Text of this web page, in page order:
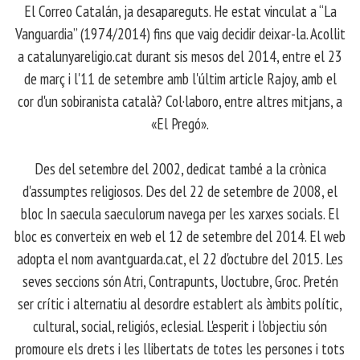
El Correo Catalán, ja desapareguts. He estat vinculat a “La
Vanguardia” (1974/2014) fins que vaig decidir deixar-la. Acollit
a catalunyareligio.cat durant sis mesos del 2014, entre el 23
de març i l'11 de setembre amb l'últim article Rajoy, amb el
cor d'un sobiranista català? Col·laboro, entre altres mitjans, a
«El Pregó».
​ Des del setembre del 2002, dedicat també a la crònica
d'assumptes religiosos. Des del 22 de setembre de 2008, el
bloc In saecula saeculorum navega per les xarxes socials. El
bloc es converteix en web el 12 de setembre del 2014. El web
adopta el nom avantguarda.cat, el 22 d'octubre del 2015. Les
seves seccions són Atri, Contrapunts, Uoctubre, Groc. Pretén
ser crític i alternatiu al desordre establert als àmbits polític,
cultural, social, religiós, eclesial. L'esperit i l'objectiu són
promoure els drets i les llibertats de totes les persones i tots